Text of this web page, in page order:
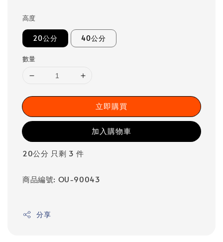
高度
20公分 40公分
數量
立即購買
加入購物車
20公分 只剩 3 件
商品編號: OU-90043
分享